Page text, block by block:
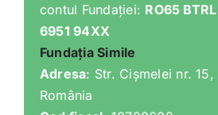
contul Fundației: RO65
6951 94XX
Fundația Simile
Adresa: Str. Cișmelei nr. 15,
România